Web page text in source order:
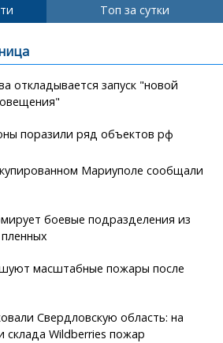
Топ за сутки
откладывается запуск "новой
поразили ряд объектов рф
Мариуполе сообщали
боевые подразделения из
масштабные пожары после
Свердловскую область: на
склада Wildberries пожар